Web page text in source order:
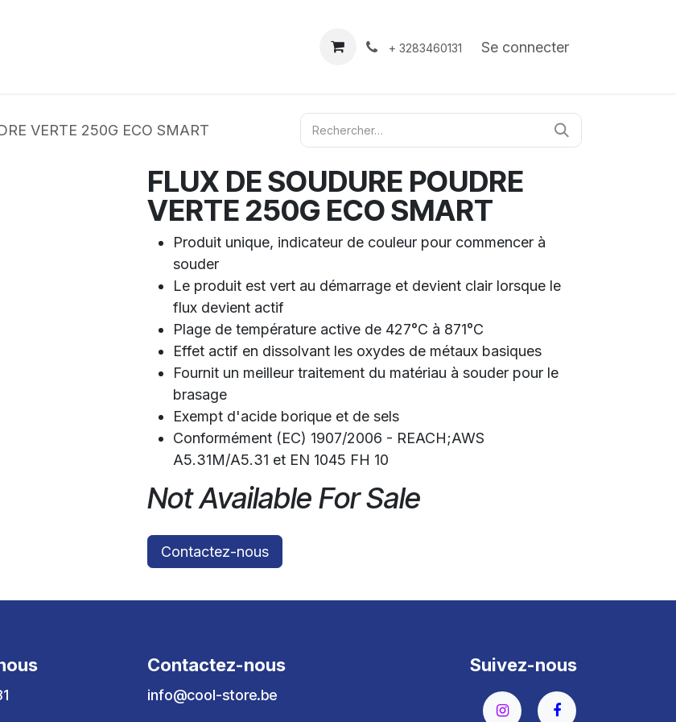
À propos Contact
+ 3283460131 Se connecter
VERTE 250G ECO SMART
FLUX DE SOUDURE POUDRE
VERTE 250G ECO SMART
Produit unique, indicateur de couleur pour commencer à
souder
Le produit est vert au démarrage et devient clair lorsque le
flux devient actif
Plage de température active de 427°C à 871°C
Effet actif en dissolvant les oxydes de métaux basiques
Fournit un meilleur traitement du matériau à souder pour le
brasage
Exempt d'acide borique et de sels
Conformément (EC) 1907/2006 - REACH;AWS
A5.31M/A5.31 et EN 1045 FH 10
Not Available For Sale
Contactez-nous
Contactez-nous
info@cool-store.be
Suivez-nous